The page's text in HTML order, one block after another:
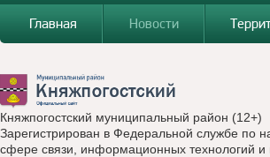
Главная
Новости
Княжпогостский муниципальный район (12+)
Зарегистрирован в Федеральной службе по
сфере связи, информационных технологий и